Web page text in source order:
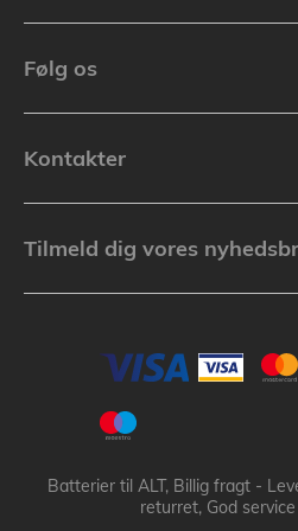
Følg os
Kontakter
Tilmeld dig vores
Batterier til ALT, Billig fragt -
returret, God